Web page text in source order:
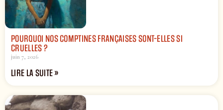
POURQUOI NOS COMPTINES FRANÇAISES SONT-ELLES SI
CRUELLES ?
juin 7, 2026
LIRE LA SUITE »